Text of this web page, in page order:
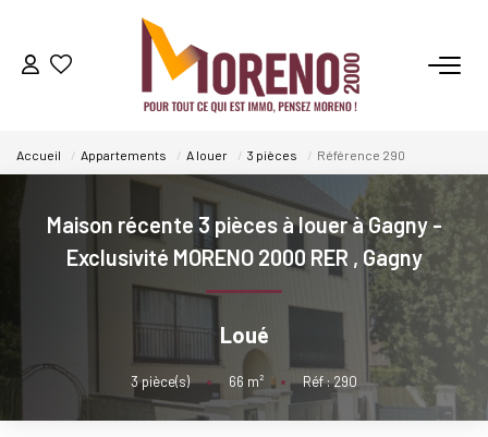
VENTES
LOCATIONS
GESTION
ESTIMATION
NOS AGENCES
Qui Sommes-Nous ?
Accueil Appartements A louer 3 pièces Référence 290
Maison récente 3 pièces à louer à Gagny -
Exclusivité MORENO 2000 RER , Gagny
Loué
3pièce(s) • 66 m² • Réf : 290